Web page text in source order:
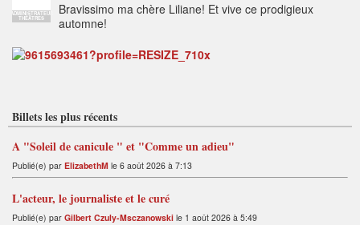
ADMINISTRATEUR
THÉÂTRES
Bravissimo ma chère Liliane! Et vive ce prodigieux
automne!
Billets les plus récents
A "Soleil de canicule " et "Comme un adieu"
Publié(e) par ElizabethM le 6 août 2026 à 7:13
L'acteur, le journaliste et le curé
Publié(e) par Gilbert Czuly-Msczanowski le 1 août 2026 à 5:49